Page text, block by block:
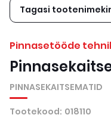
Tagasi
Pinnasetööde
PINNASEKAITSEMATID
Tootekood: 018110